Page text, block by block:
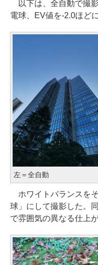
以下は、全自動で撮
電球、EV値を-2.0ほど
左＝全自動
ホワイトバランスを
球」にして撮影した。
で雰囲気の異なる仕上